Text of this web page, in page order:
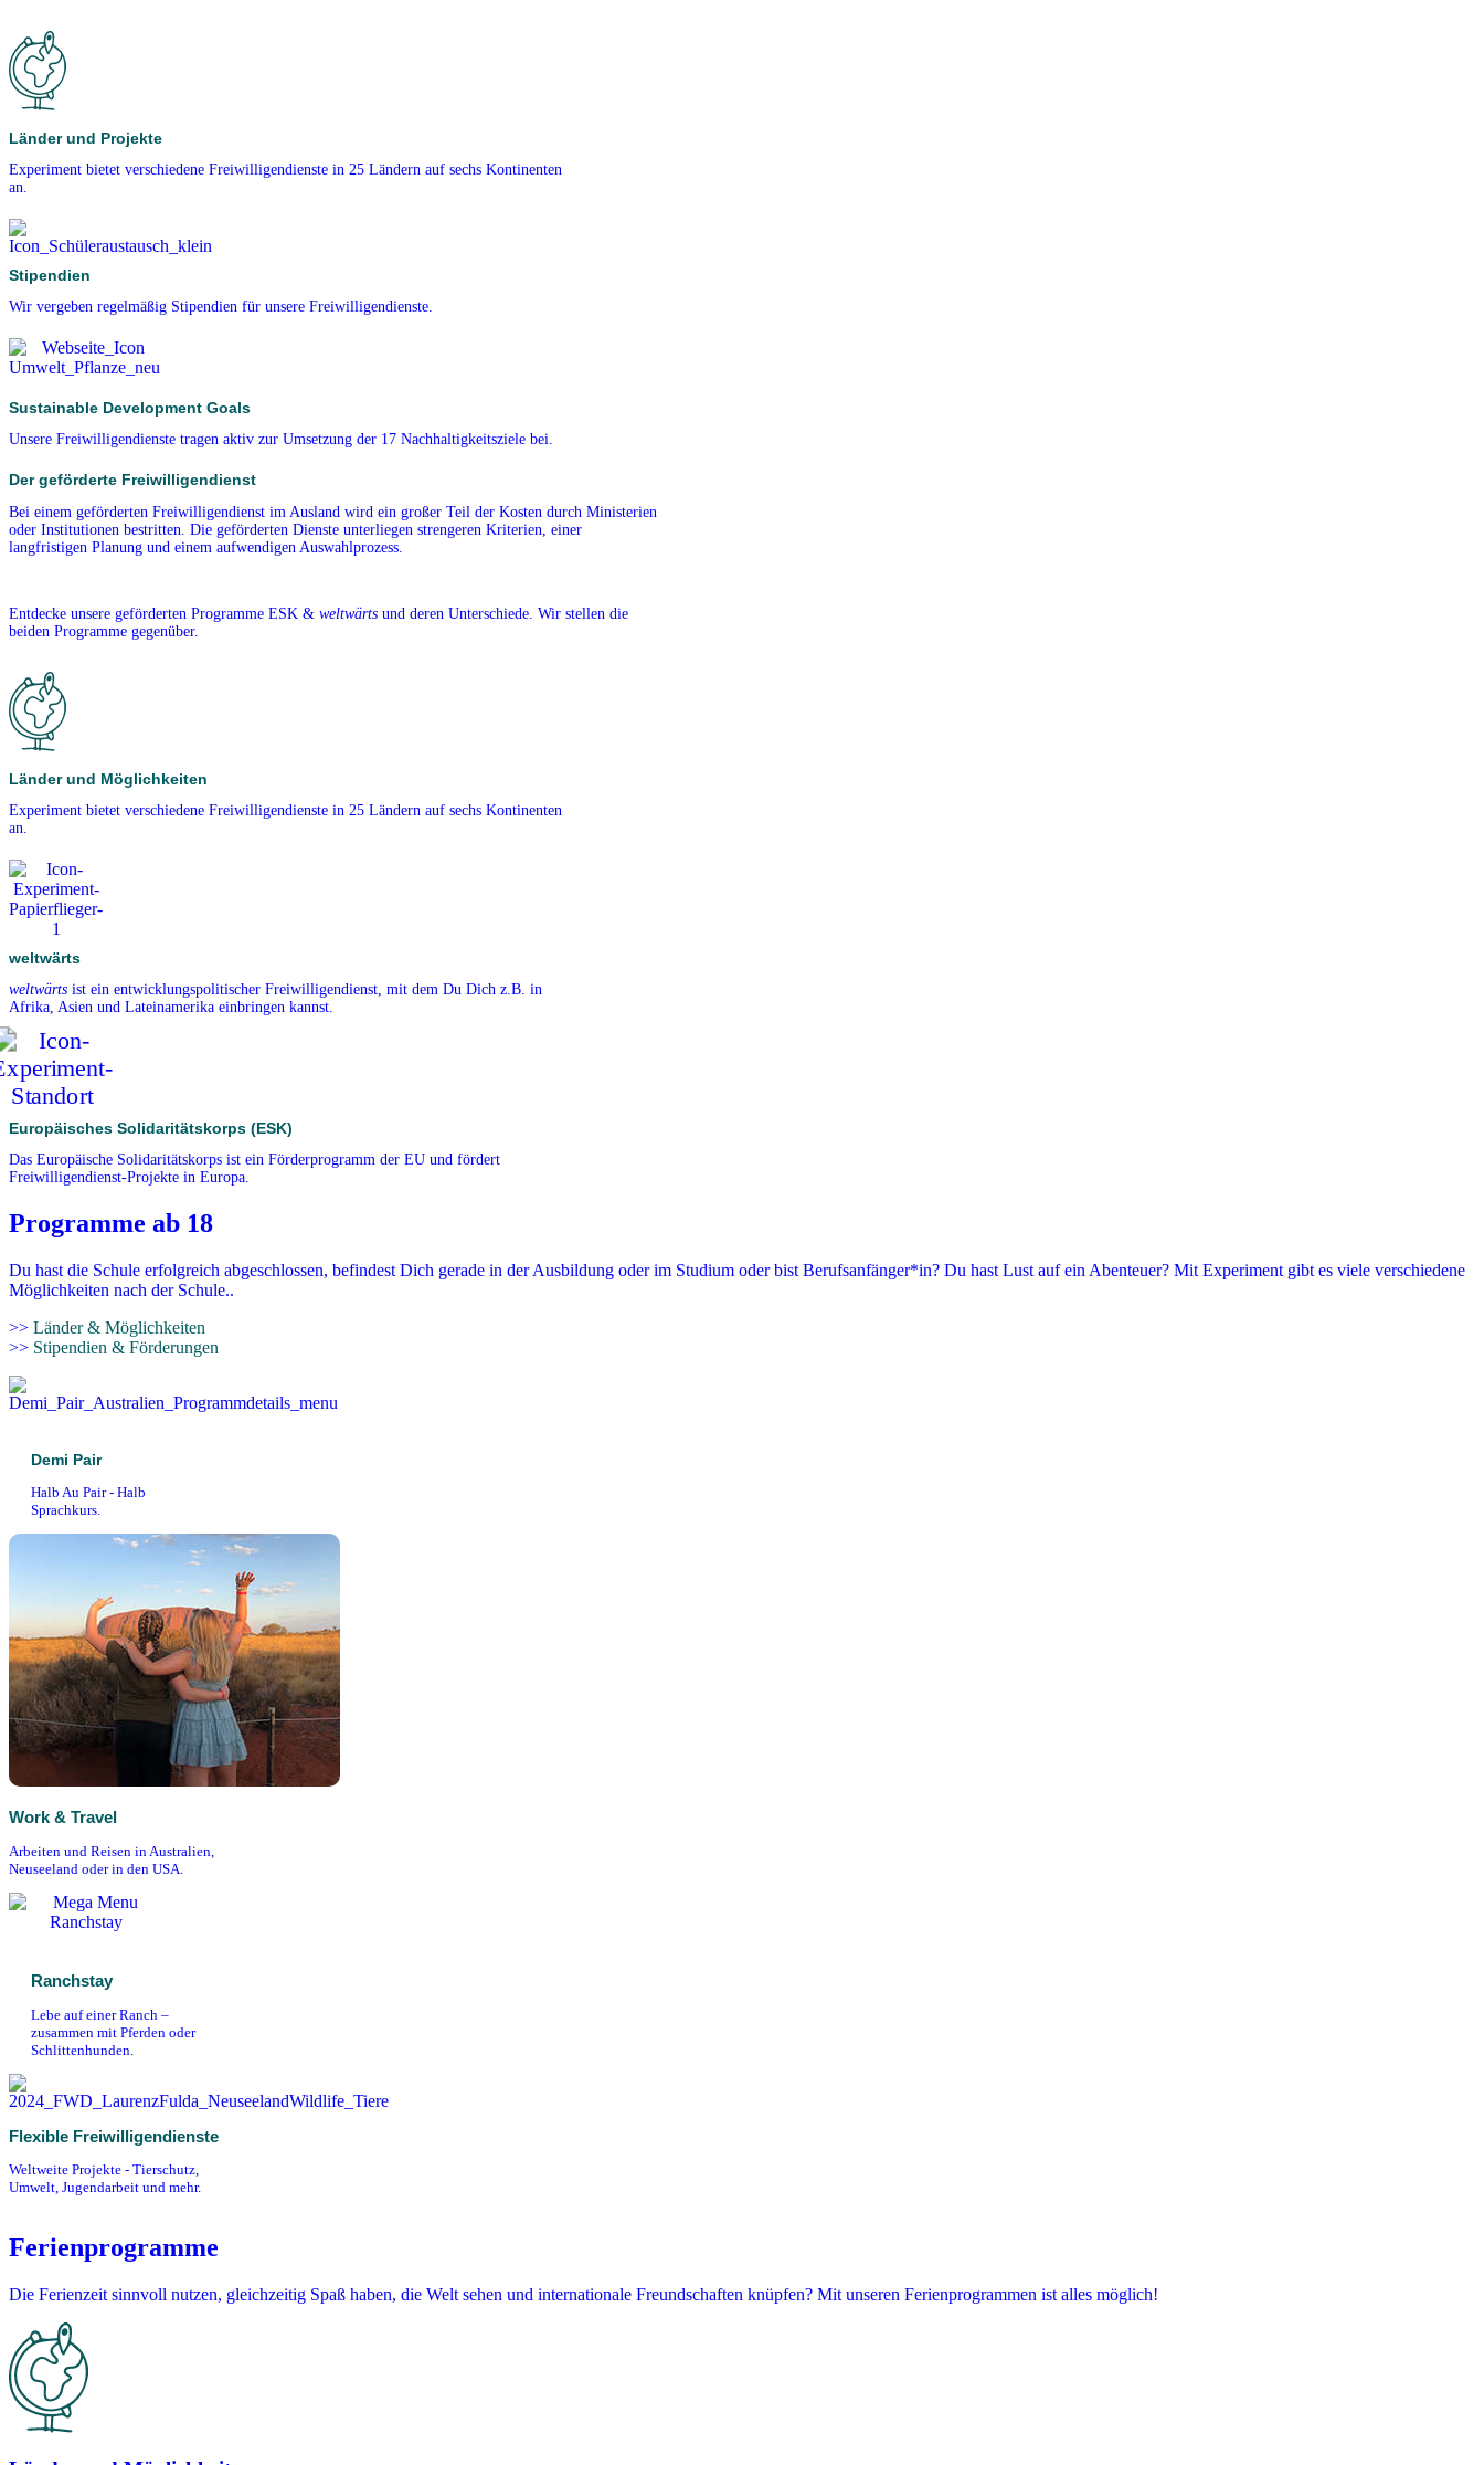
Länder und Projekte
Experiment bietet verschiedene Freiwilligendienste in 25 Ländern auf sechs Kontinenten
an.
Stipendien
Wir vergeben regelmäßig Stipendien für unsere Freiwilligendienste.
Sustainable Development Goals
Unsere Freiwilligendienste tragen aktiv zur Umsetzung der 17 Nachhaltigkeitsziele bei.
Der geförderte Freiwilligendienst
Bei einem geförderten Freiwilligendienst im Ausland wird ein großer Teil der Kosten durch Ministerien
oder Institutionen bestritten. Die geförderten Dienste unterliegen strengeren Kriterien, einer
langfristigen Planung und einem aufwendigen Auswahlprozess.
Entdecke unsere geförderten Programme ESK & weltwärts und deren Unterschiede. Wir stellen die
beiden Programme gegenüber.
Länder und Möglichkeiten
Experiment bietet verschiedene Freiwilligendienste in 25 Ländern auf sechs Kontinenten
an.
weltwärts
weltwärts ist ein entwicklungspolitischer Freiwilligendienst, mit dem Du Dich z.B. in
Afrika, Asien und Lateinamerika einbringen kannst.
Europäisches Solidaritätskorps (ESK)
Das Europäische Solidaritätskorps ist ein Förderprogramm der EU und fördert
Freiwilligendienst-Projekte in Europa.
Programme ab 18
Du hast die Schule erfolgreich abgeschlossen, befindest Dich gerade in der Ausbildung oder im Studium oder bist Berufsanfänger*in? Du hast Lust auf ein Abenteuer? Mit Experiment gibt es viele verschiedene
Möglichkeiten nach der Schule..
>> Länder & Möglichkeiten
>> Stipendien & Förderungen
Demi Pair
Halb Au Pair - Halb
Sprachkurs.
Work & Travel
Arbeiten und Reisen in Australien,
Neuseeland oder in den USA.
Ranchstay
Lebe auf einer Ranch –
zusammen mit Pferden oder
Schlittenhunden.
Flexible Freiwilligendienste
Weltweite Projekte - Tierschutz,
Umwelt, Jugendarbeit und mehr.
Ferienprogramme
Die Ferienzeit sinnvoll nutzen, gleichzeitig Spaß haben, die Welt sehen und internationale Freundschaften knüpfen? Mit unseren Ferienprogrammen ist alles möglich!